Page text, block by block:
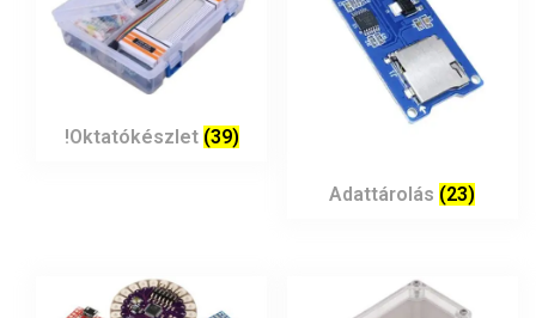
!Oktatókészlet (39)
Adattárolás (23)